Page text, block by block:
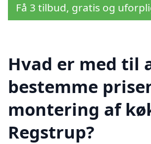
Få 3 tilbud, gratis og
Hvad er med til
bestemme
montering af
Regstrup?